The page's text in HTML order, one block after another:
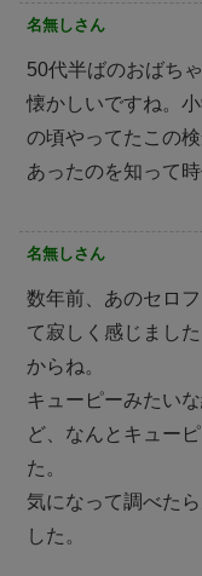
名無しさん
50代半ばのおばち
懐かしいですね。
の頃やってたこの
あったのを知って時
名無しさん
数年前、あのセロ
て寂しく感じまし
からね。
キューピーみたい
ど、なんとキュー
た。
気になって調べた
した。